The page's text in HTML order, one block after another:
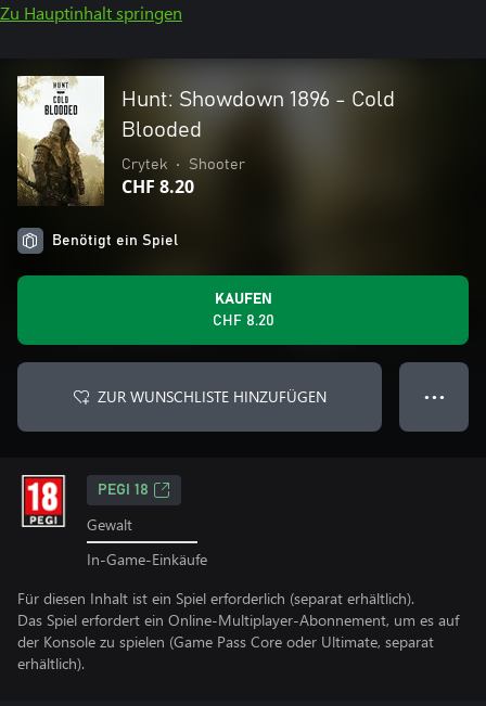
Zu Hauptinhalt springen
Hunt: Showdown 1896 - Cold
Blooded
Crytek • Shooter
CHF 8.20
Benötigt ein Spiel
KAUFEN
CHF 8.20
ZUR WUNSCHLISTE HINZUFÜGEN ● ● ●
PEGI 18
Gewalt
In-Game-Einkäufe
Für diesen Inhalt ist ein Spiel erforderlich (separat erhältlich).
Das Spiel erfordert ein Online-Multiplayer-Abonnement, um es auf
der Konsole zu spielen (Game Pass Core oder Ultimate, separat
erhältlich).